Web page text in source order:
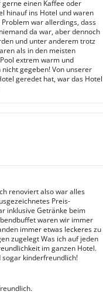
einen Kaffee oder
hinauf ins Hotel und waren
Problem war allerdings, dass
da war, aber dennoch
und unter anderem trotz
als in den meisten
extrem warm und
gegeben! Von unserer
geredet hat, war das Hotel
renoviert also war alles
Preis-
inklusive Getränke beim
waren wir immer
immer etwas leckeres zu
zugelegt Was ich auf jeden
im ganzen Hotel.
kinderfreundlich!